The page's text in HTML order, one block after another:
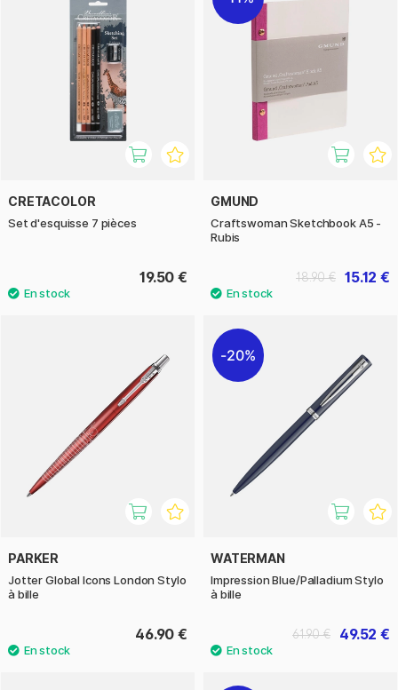
CRETACOLOR
Set d'esquisse 7 pièces
19.50 €
GMUND
Craftswoman Sketchbook A5 -
Rubis
15.12 €
18.90 €
PARKER
Jotter Global Icons London Stylo
à bille
46.90 €
20%
WATERMAN
Impression Blue/Palladium Stylo
à bille
49.52 €
61.90 €